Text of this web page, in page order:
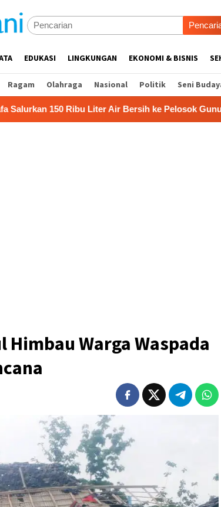
EDUKASI LINGKUNGAN EKONOMI & BISNIS
Ragam Olahraga Nasional Politik Seni
Air Bersih ke Pelosok Gunungkidul
Warga Waspada